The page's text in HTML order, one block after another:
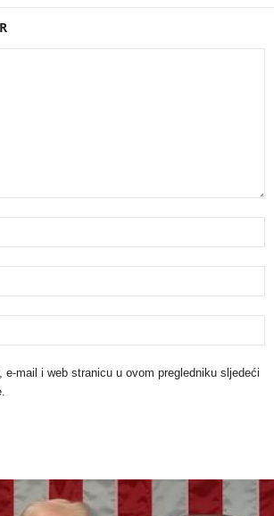
e-mail i web stranicu u ovom pregledniku sljedeći